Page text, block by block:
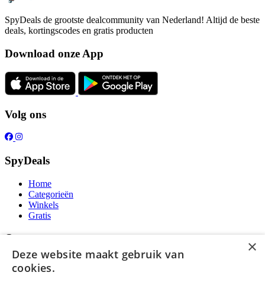
SpyDeals de grootste dealcommunity van Nederland! Altijd de beste
deals, kortingscodes en gratis producten
Download onze App
Volg ons
SpyDeals
Home
Categorieën
Winkels
Gratis
Over ons
Over ons
Contact
×
Deze website maakt gebruik van
cookies.